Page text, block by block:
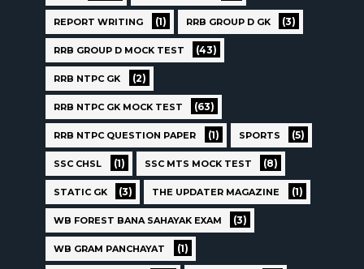
REPORT WRITING (1) RRB GROUP D GK (3)
RRB GROUP D MOCK TEST (43)
RRB NTPC GK (2)
RRB NTPC GK MOCK TEST (63)
RRB NTPC QUESTION PAPER (1) SPORTS (5)
SSC CHSL (1) SSC MTS MOCK TEST (8)
STATIC GK (3) THE UPDATER MAGAZINE (1)
WB FOREST BANA SAHAYAK EXAM (3)
WB GRAM PANCHAYAT (1)